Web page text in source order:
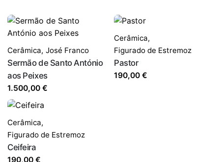
Cerâmica, José Franco
Sermão de Santo António
aos Peixes
1.500,00 €
Cerâmica,
Figurado de Estremoz
Pastor
190,00 €
Cerâmica,
Figurado de Estremoz
Ceifeira
190,00 €